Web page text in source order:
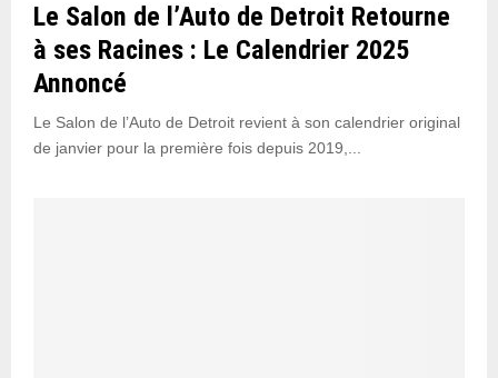
Le Salon de l’Auto de Detroit Retourne
à ses Racines : Le Calendrier 2025
Annoncé
Le Salon de l’Auto de Detroit revient à son calendrier original
de janvier pour la première fois depuis 2019,...